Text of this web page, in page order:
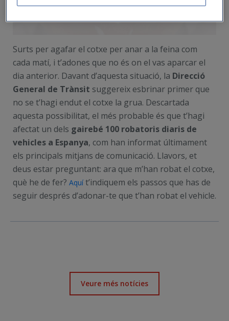
Surts per agafar el cotxe per anar a la feina com
cada matí, i t’adones que no és on el vas aparcar el
dia anterior. Davant d’aquesta situació, la Direcció
General de Trànsit suggereix esbrinar primer que
no se t’hagi endut el cotxe la grua. Descartada
aquesta possibilitat, el més probable és que t’hagi
afectat un dels gairebé 100 robatoris diaris de
vehicles a Espanya, com han informat últimament
els principals mitjans de comunicació. Llavors, et
deus estar preguntant: ara que m’han robat el cotxe,
què he de fer? Aquí t’indiquem els passos que has de
seguir després d’adonar-te que t’han robat el vehicle.
Veure més notícies